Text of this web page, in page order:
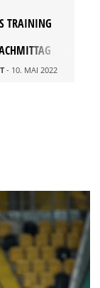
TRAINING
- 10. MAI 2022